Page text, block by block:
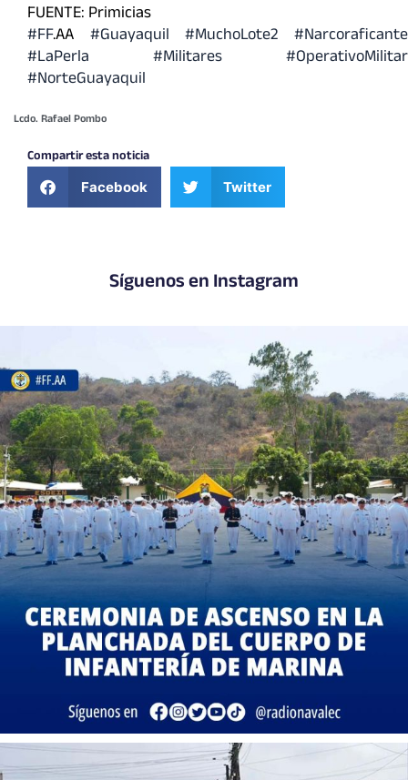
FUENTE: Primicias
#FF.AA #Guayaquil #MuchoLote2
#Narcoraficante
#LaPerla
#Militares
#OperativoMilitar
#NorteGuayaquil
Lcdo. Rafael Pombo
Compartir esta noticia
Facebook Twitter
Síguenos en Instagram